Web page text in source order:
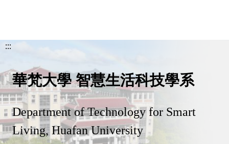
:::
華梵大學 智慧生活科技學系
Department of Technology for Smart
Living, Huafan University